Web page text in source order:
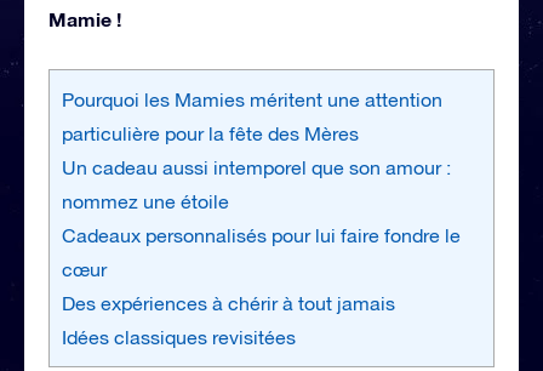
Mamie !
Pourquoi les Mamies méritent une attention
particulière pour la fête des Mères
Un cadeau aussi intemporel que son amour :
nommez une étoile
Cadeaux personnalisés pour lui faire fondre le
cœur
Des expériences à chérir à tout jamais
Idées classiques revisitées